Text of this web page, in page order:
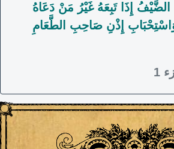
إِذَا تَبِعَهُ غَيْرُ مَنْ دَعَاهُ
إِذْنِ صَاحِبِ الطَّعَامِ